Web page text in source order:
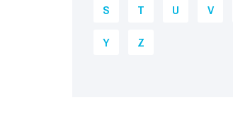
S
T U V
Y
Z